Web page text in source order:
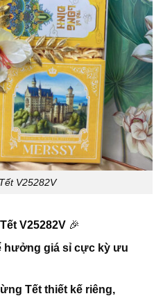
V25282V
V25282V 🎉
hưởng giá sỉ cực kỳ ưu
Tết thiết kế riêng,